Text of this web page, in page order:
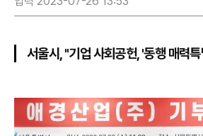
서울시, "기업 사회공헌, '동행 매력